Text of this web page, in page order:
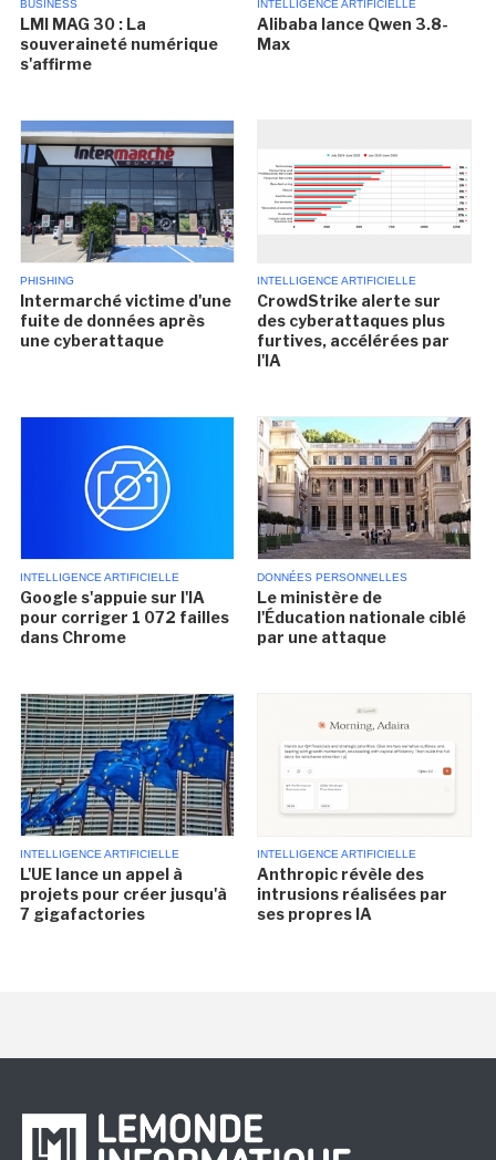
BUSINESS
LMI MAG 30 : La
souveraineté numérique
s'affirme
INTELLIGENCE ARTIFICIELLE
Alibaba lance Qwen 3.8-
Max
PHISHING
Intermarché victime d'une
fuite de données après
une cyberattaque
INTELLIGENCE ARTIFICIELLE
CrowdStrike alerte sur
des cyberattaques plus
furtives, accélérées par
l'IA
INTELLIGENCE ARTIFICIELLE
Google s'appuie sur l'IA
pour corriger 1 072 failles
dans Chrome
DONNÉES PERSONNELLES
Le ministère de
l'Éducation nationale ciblé
par une attaque
INTELLIGENCE ARTIFICIELLE
L'UE lance un appel à
projets pour créer jusqu'à
7 gigafactories
INTELLIGENCE ARTIFICIELLE
Anthropic révèle des
intrusions réalisées par
ses propres IA